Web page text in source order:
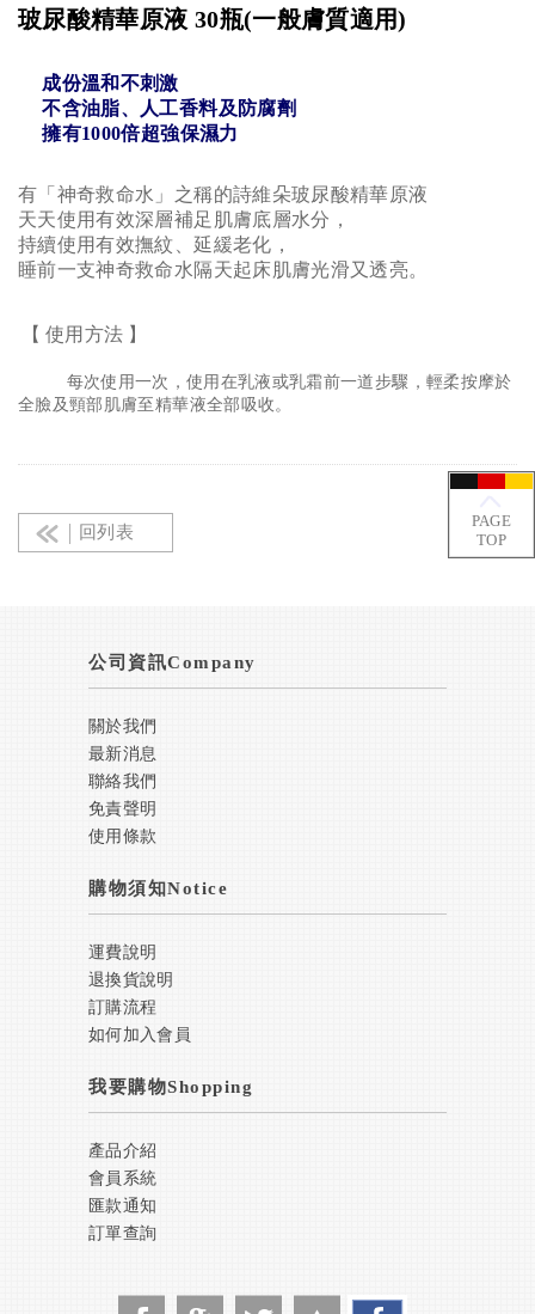
玻尿酸精華原液 30瓶(一般膚質適用)
成份溫和不刺激
不含油脂、人工香料及防腐劑
擁有1000倍超強保濕力
有「神奇救命水」之稱的詩維朵玻尿酸精華原液
天天使用有效深層補足肌膚底層水分，
持續使用有效撫紋、延緩老化，
睡前一支神奇救命水隔天起床肌膚光滑又透亮。
【 使用方法 】
每次使用一次，使用在乳液或乳霜前一道步驟，輕柔按摩於
全臉及頸部肌膚至精華液全部吸收。
回列表
PAGE
TOP
公司資訊Company
關於我們
最新消息
聯絡我們
免責聲明
使用條款
購物須知Notice
運費說明
退換貨說明
訂購流程
如何加入會員
我要購物Shopping
產品介紹
會員系統
匯款通知
訂單查詢